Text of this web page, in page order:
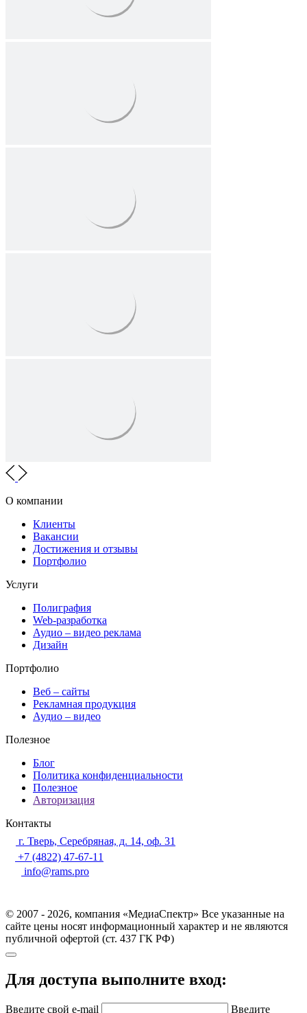
О компании
Клиенты
Вакансии
Достижения и отзывы
Портфолио
Услуги
Полиграфия
Web-разработка
Аудио – видео реклама
Дизайн
Портфолио
Веб – сайты
Рекламная продукция
Аудио – видео
Полезное
Блог
Политика конфиденциальности
Полезное
Авторизация
Контакты
г. Тверь, Серебряная, д. 14, оф. 31
+7 (4822) 47-67-11
info@rams.pro
© 2007 - 2026, компания «МедиаСпектр» Все указанные на
сайте цены носят информационный характер и не являются
публичной офертой (ст. 437 ГК РФ)
Для доступа выполните вход:
Введите свой e-mail Введите